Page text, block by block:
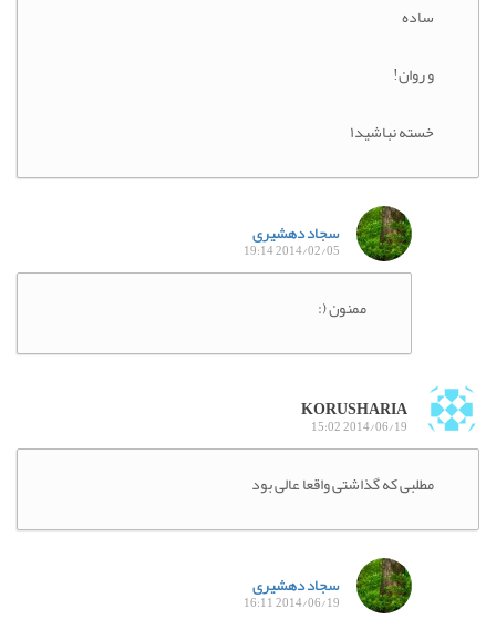
ساده
و روان!
خسته نباشید۱
سجاد دهشیری
2014/02/05 19:14
ممنون (:
KORUSHARIA
2014/06/19 15:02
مطلبی که گذاشتی واقعا عالی بود
سجاد دهشیری
2014/06/19 16:11